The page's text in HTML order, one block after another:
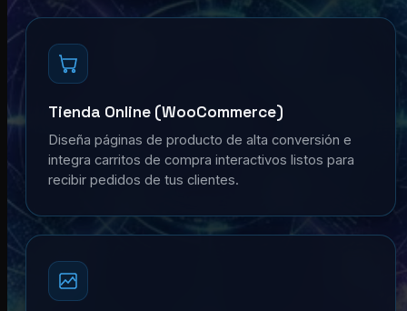
Tienda Online (WooCommerce)
Diseña páginas de producto de alta conversión e
integra carritos de compra interactivos listos para
recibir pedidos de tus clientes.